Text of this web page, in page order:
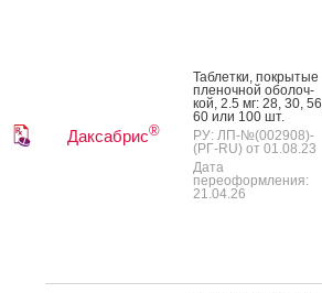
Даксабрис®
Таб­летки, пок­ры­тые
пле­ноч­ной обо­лоч­
кой, 2.5 мг: 28, 30, 56,
60 или 100 шт.
РУ: ЛП-№(002908)-
(РГ-RU) от 01.08.23
Дата
переоформления:
21.04.26